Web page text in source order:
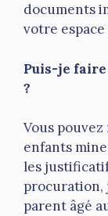
documents
votre
Puis-je
?
Vous
enfants
les
procuration,
parent âgé